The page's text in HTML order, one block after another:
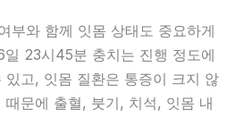
부와 함께 잇몸 상태도 중요하게
23시45분 충치는 진행 정도에
고, 잇몸 질환은 통증이 크지 않
문에 출혈, 붓기, 치석, 잇몸 내